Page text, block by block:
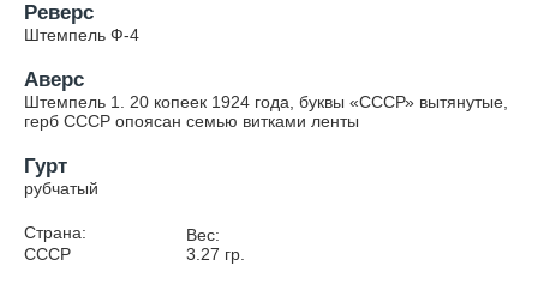
Реверс
Штемпель Ф-4
Аверс
Штемпель 1. 20 копеек 1924 года, буквы «СССР» вытянутые,
герб СССР опоясан семью витками ленты
Гурт
рубчатый
Страна:
СССР
Вес:
3.27 гр.